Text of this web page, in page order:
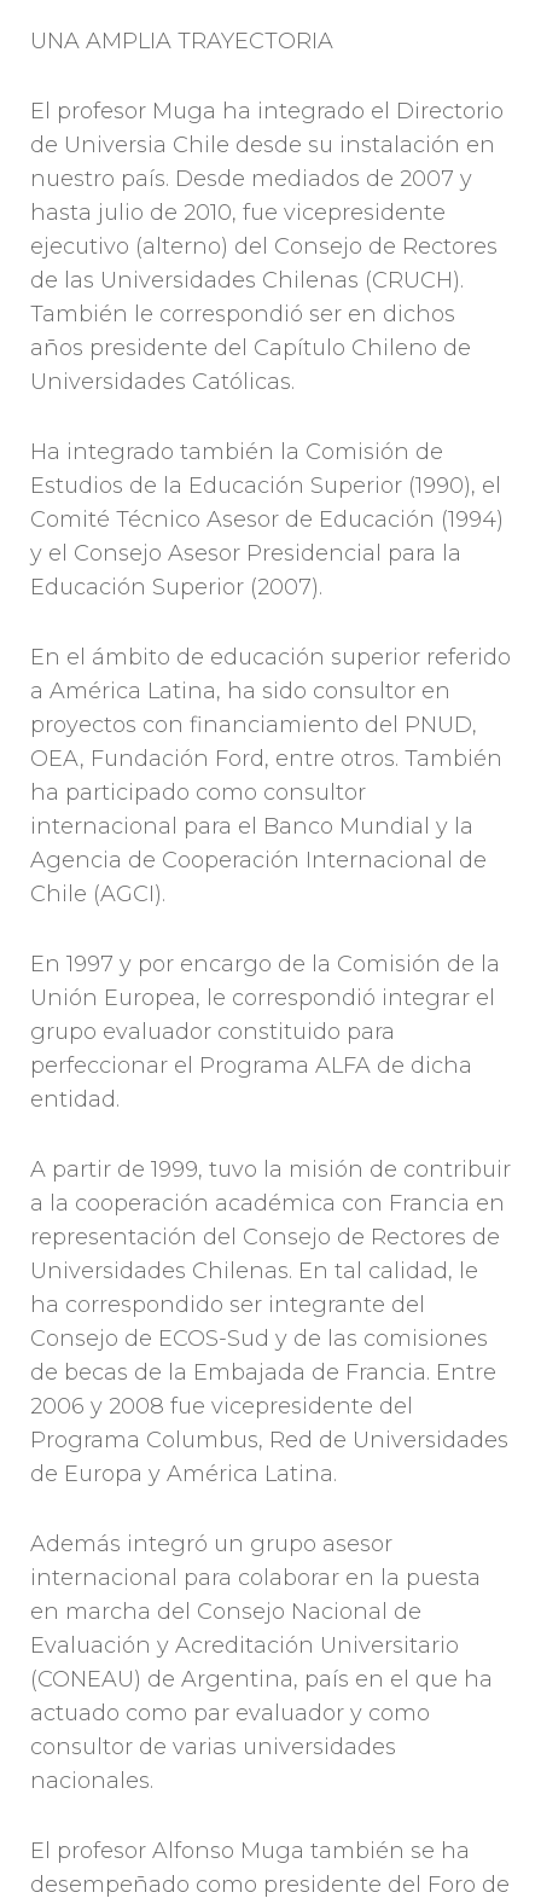
UNA AMPLIA TRAYECTORIA
El profesor Muga ha integrado el Directorio
de Universia Chile desde su instalación en
nuestro país. Desde mediados de 2007 y
hasta julio de 2010, fue vicepresidente
ejecutivo (alterno) del Consejo de Rectores
de las Universidades Chilenas (CRUCH).
También le correspondió ser en dichos
años presidente del Capítulo Chileno de
Universidades Católicas.
Ha integrado también la Comisión de
Estudios de la Educación Superior (1990), el
Comité Técnico Asesor de Educación (1994)
y el Consejo Asesor Presidencial para la
Educación Superior (2007).
En el ámbito de educación superior referido
a América Latina, ha sido consultor en
proyectos con financiamiento del PNUD,
OEA, Fundación Ford, entre otros. También
ha participado como consultor
internacional para el Banco Mundial y la
Agencia de Cooperación Internacional de
Chile (AGCI).
En 1997 y por encargo de la Comisión de la
Unión Europea, le correspondió integrar el
grupo evaluador constituido para
perfeccionar el Programa ALFA de dicha
entidad.
A partir de 1999, tuvo la misión de contribuir
a la cooperación académica con Francia en
representación del Consejo de Rectores de
Universidades Chilenas. En tal calidad, le
ha correspondido ser integrante del
Consejo de ECOS-Sud y de las comisiones
de becas de la Embajada de Francia. Entre
2006 y 2008 fue vicepresidente del
Programa Columbus, Red de Universidades
de Europa y América Latina.
Además integró un grupo asesor
internacional para colaborar en la puesta
en marcha del Consejo Nacional de
Evaluación y Acreditación Universitario
(CONEAU) de Argentina, país en el que ha
actuado como par evaluador y como
consultor de varias universidades
nacionales.
El profesor Alfonso Muga también se ha
desempeñado como presidente del Foro de